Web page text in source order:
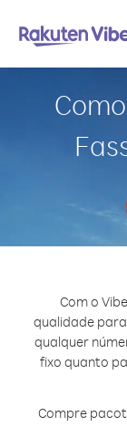
Com o
qualidade para
qualquer
fixo quanto
Compre